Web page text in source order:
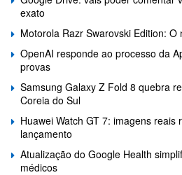
exato
Motorola Razr Swarovski Edition:
OpenAI responde ao processo da
provas
Samsung Galaxy Z Fold 8 quebra
Coreia do Sul
Huawei Watch GT 7: imagens reais
lançamento
Atualização do Google Health
médicos